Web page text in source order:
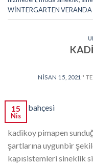
WİNTERGARTEN VERANDA
NISAN 15, 2021 ’'
15
Nis
kadikoy pimapen
şartlarına uygunbir
kapısistemleri sineklik